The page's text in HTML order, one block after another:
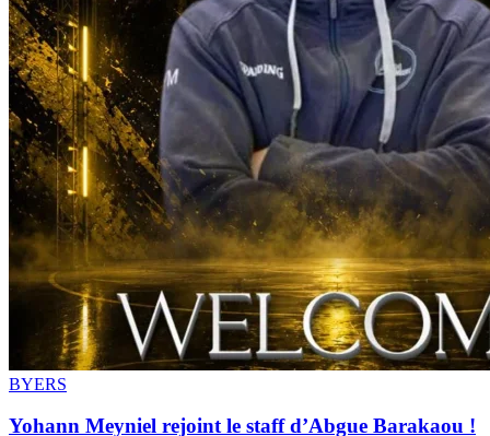
BYERS
Yohann Meyniel rejoint le staff d’Abgue Barakaou !